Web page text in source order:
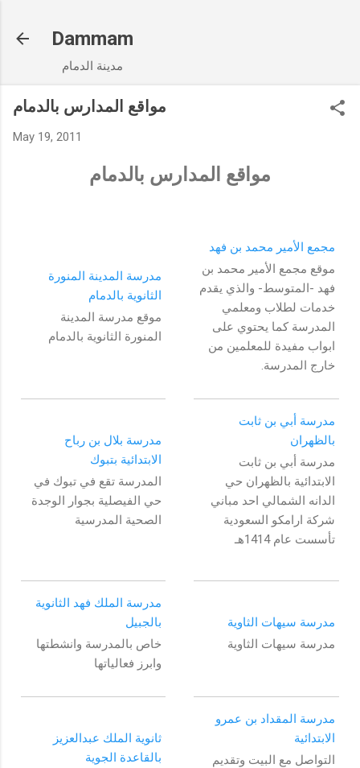
Dammam
مدينة الدمام
مواقع المدارس بالدمام
May 19, 2011
مواقع المدارس بالدمام
مجمع الأمير محمد بن فهد
موقع مجمع الأمير محمد بن
فهد -المتوسط- والذي يقدم
خدمات لطلاب ومعلمي
المدرسة كما يحتوي على
ابواب مفيدة للمعلمين من
خارج المدرسة.
مدرسة المدينة المنورة
الثانوية بالدمام
موقع مدرسة المدينة
المنورة الثانوية بالدمام
مدرسة أبي بن ثابت
بالظهران
مدرسة أبي بن ثابت
الابتدائية بالظهران حي
الدانه الشمالي احد مباني
شركة ارامكو السعودية
تأسست عام 1414هـ
مدرسة بلال بن رباح
الابتدائية بتبوك
المدرسة تقع في تبوك في
حي الفيصلية بجوار الوجدة
الصحية المدرسية
مدرسة سيهات الثاوية
مدرسة سيهات الثاوية
مدرسة الملك فهد الثانوية
بالجبيل
خاص بالمدرسة وانشطتها
وابرز فعالياتها
مدرسة المقداد بن عمرو
الابتدائية
التواصل مع البيت وتقديم
ثانوية الملك عبدالعزيز
بالقاعدة الجوية